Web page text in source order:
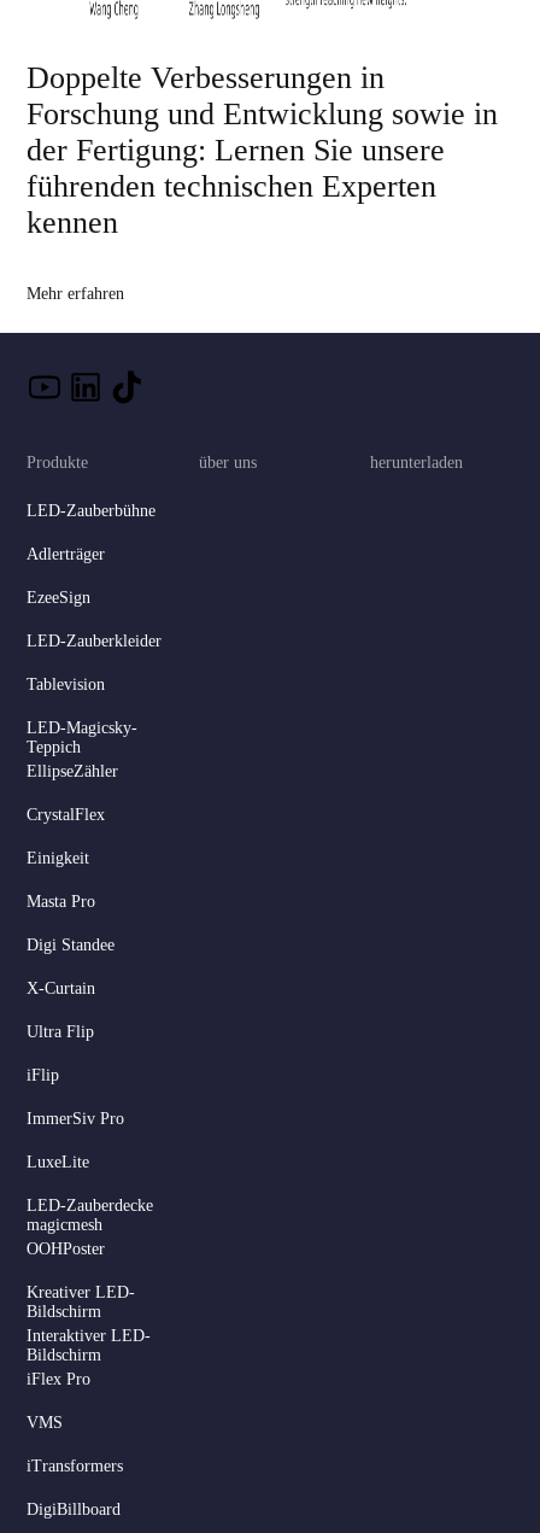
Doppelte Verbesserungen in
Forschung und Entwicklung sowie in
der Fertigung: Lernen Sie unsere
führenden technischen Experten
kennen
Mehr erfahren
Produkte
LED-Zauberbühne
Adlerträger
EzeeSign
LED-Zauberkleider
Tablevision
LED-Magicsky-
Teppich
EllipseZähler
CrystalFlex
Einigkeit
Masta Pro
Digi Standee
X-Curtain
Ultra Flip
iFlip
ImmerSiv Pro
LuxeLite
LED-Zauberdecke
magicmesh
OOHPoster
Kreativer LED-
Bildschirm
Interaktiver LED-
Bildschirm
iFlex Pro
VMS
iTransformers
DigiBillboard
über uns herunterladen